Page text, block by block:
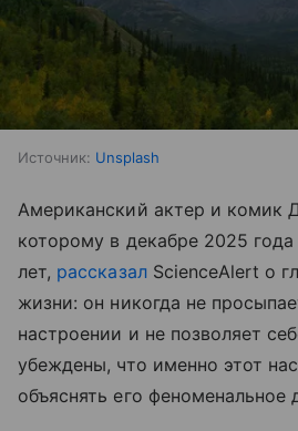
Источник: Unsplash
Американский актер и комик
которому в декабре 2025
лет, рассказалScienceAlert о
жизни: он никогда не
настроении и не позволяет
убеждены, что именно этот
объяснять его феноменальное